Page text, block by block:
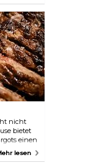
nicht
bietet
einen
auf ein
lesen